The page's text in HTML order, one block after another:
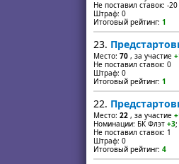
Не поставил ставок: -20
Штраф: 0
Итоговый рейтинг: 1
23.
Место: 70 , за участие
Не поставил ставок: 0
Штраф: 0
Итоговый рейтинг: 1
22.
Место: 22 , за участие
Номинации: БК Флэт +3;
Не поставил ставок: 1
Штраф: 0
Итоговый рейтинг: 4